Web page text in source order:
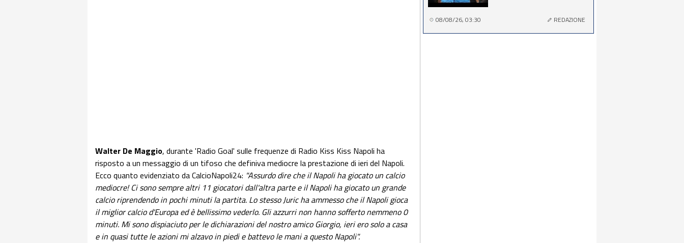
Walter De Maggio, durante 'Radio Goal' sulle frequenze di Radio Kiss Kiss Napoli ha
risposto a un messaggio di un tifoso che definiva mediocre la prestazione di ieri del Napoli.
Ecco quanto evidenziato da CalcioNapoli24: "Assurdo dire che il Napoli ha giocato un calcio
mediocre! Ci sono sempre altri 11 giocatori dall'altra parte e il Napoli ha giocato un grande
calcio riprendendo in pochi minuti la partita. Lo stesso Juric ha ammesso che il Napoli gioca
il miglior calcio d'Europa ed è bellissimo vederlo. Gli azzurri non hanno sofferto nemmeno 0
minuti. Mi sono dispiaciuto per le dichiarazioni del nostro amico Giorgio, ieri ero solo a casa
e in quasi tutte le azioni mi alzavo in piedi e battevo le mani a questo Napoli".
08/08/26, 03:30 REDAZIONE